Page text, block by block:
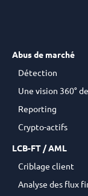
Abus de marché
Détection
Une vision 360°
Reporting
Crypto-actifs
LCB-FT / AML
Criblage client
Analyse des flux